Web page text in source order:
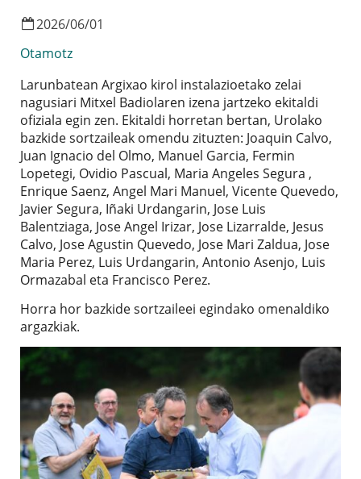
2026/06/01
Otamotz
Larunbatean Argixao kirol instalazioetako zelai
nagusiari Mitxel Badiolaren izena jartzeko ekitaldi
ofiziala egin zen. Ekitaldi horretan bertan, Urolako
bazkide sortzaileak omendu zituzten: Joaquin Calvo,
Juan Ignacio del Olmo, Manuel Garcia, Fermin
Lopetegi, Ovidio Pascual, Maria Angeles Segura ,
Enrique Saenz, Angel Mari Manuel, Vicente Quevedo,
Javier Segura, Iñaki Urdangarin, Jose Luis
Balentziaga, Jose Angel Irizar, Jose Lizarralde, Jesus
Calvo, Jose Agustin Quevedo, Jose Mari Zaldua, Jose
Maria Perez, Luis Urdangarin, Antonio Asenjo, Luis
Ormazabal eta Francisco Perez.
Horra hor bazkide sortzaileei egindako omenaldiko
argazkiak.